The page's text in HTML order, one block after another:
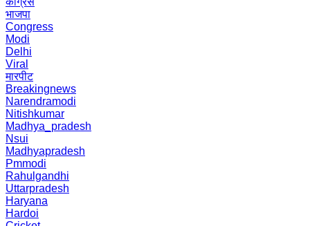
भाजपा
Congress
Modi
Delhi
Viral
मारपीट
Breakingnews
Narendramodi
Nitishkumar
Madhya_pradesh
Nsui
Madhyapradesh
Pmmodi
Rahulgandhi
Uttarpradesh
Haryana
Hardoi